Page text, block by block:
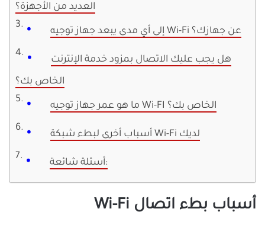
العديد من الأجهزة؟
إلى أي مدى يبعد جهاز توجيه Wi-Fi عن جهازك؟
هل يجب عليك الاتصال بمزود خدمة الإنترنت
الخاص بك؟
ما هو عمر جهاز توجيه Wi-FI الخاص بك؟
أسباب أخرى لبطء شبكة Wi-Fi لديك
أسئلة شائعة:
أسباب بطء اتصال Wi-Fi